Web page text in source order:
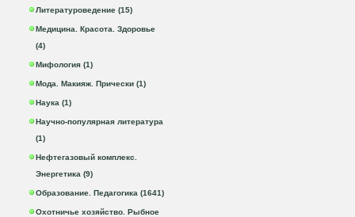
Литературоведение (15)
Медицина. Красота. Здоровье
(4)
Мифология (1)
Мода. Макияж. Прически (1)
Наука (1)
Научно-популярная литература
(1)
Нефтегазовый комплекс.
Энергетика (9)
Образование. Педагогика (1641)
Охотничье хозяйство. Рыбное